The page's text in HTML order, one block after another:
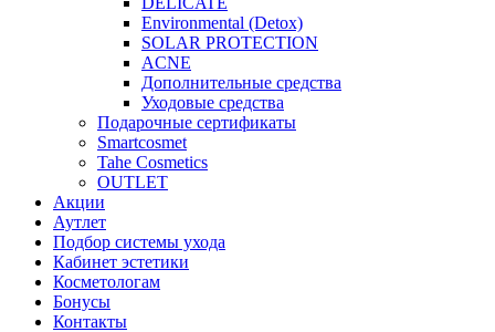
Environmental (Detox)
SOLAR PROTECTION
АCNE
Дополнительные средства
Уходовые средства
Подарочные сертификаты
Smartcosmet
Tahe Cosmetics
OUTLET
Акции
Аутлет
Подбор системы ухода
Кабинет эстетики
Косметологам
Бонусы
Контакты